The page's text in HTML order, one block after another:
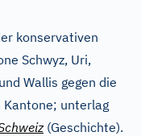
konservativen
Schwyz, Uri,
Wallis gegen die
unterlag
(Geschichte).